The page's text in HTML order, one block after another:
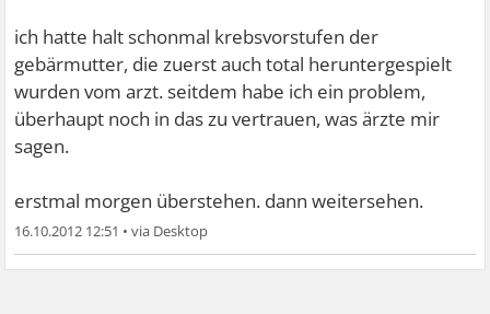
ich hatte halt schonmal krebsvorstufen der
gebärmutter, die zuerst auch total heruntergespielt
wurden vom arzt. seitdem habe ich ein problem,
überhaupt noch in das zu vertrauen, was ärzte mir
sagen.
erstmal morgen überstehen. dann weitersehen.
16.10.2012 12:51 •